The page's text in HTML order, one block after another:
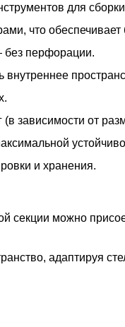
для
что
без перфорации.
внутреннее
зависимости от
и хранения.
секции можно
адаптируя